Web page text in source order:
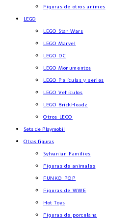
Figuras de otros animes
LEGO
LEGO Star Wars
LEGO Marvel
LEGO DC
LEGO Monumentos
LEGO Películas y series
LEGO Vehículos
LEGO BrickHeadz
Otros LEGO
Sets de Playmobil
Otras figuras
Sylvanian Families
Figuras de animales
FUNKO POP
Figuras de WWE
Hot Toys
Figuras de porcelana